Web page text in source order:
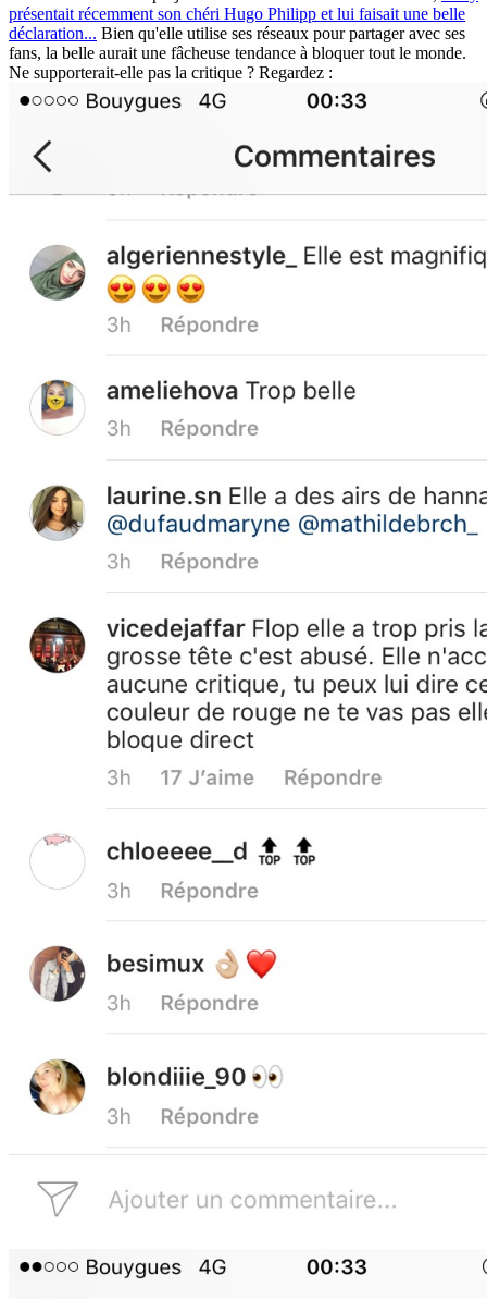
présentait récemment son chéri Hugo Philipp et lui faisait une belle
déclaration... Bien qu'elle utilise ses réseaux pour partager avec ses
fans, la belle aurait une fâcheuse tendance à bloquer tout le monde.
Ne supporterait-elle pas la critique ? Regardez :